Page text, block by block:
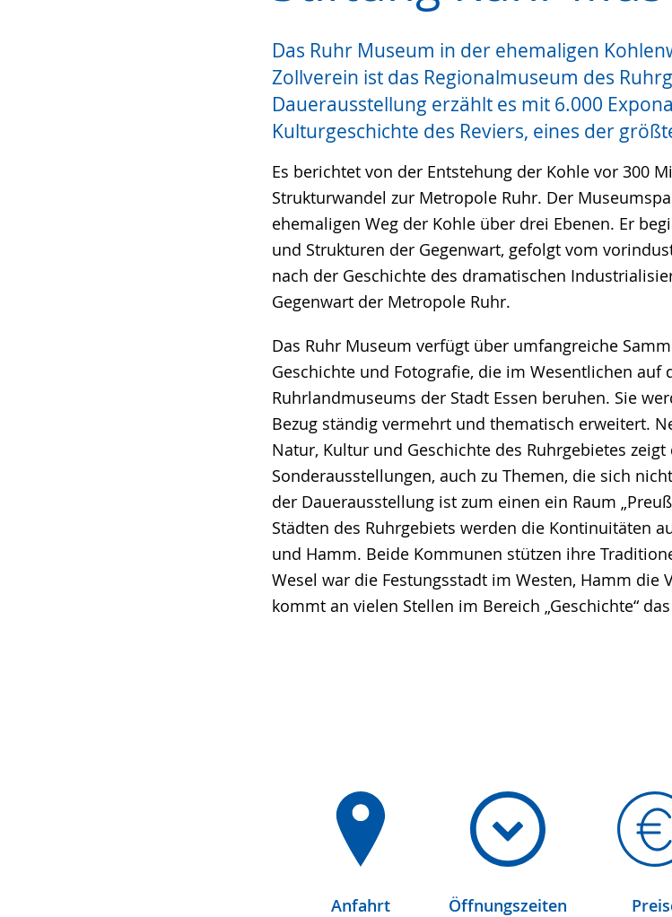
Das Ruhr Museum in der ehemaligen
Zollverein ist das Regionalmuseum des
Dauerausstellung erzählt es mit 6.000
Kulturgeschichte des Reviers, eines der
Es berichtet von der Entstehung der Kohle vor 300
Strukturwandel zur Metropole Ruhr. Der
ehemaligen Weg der Kohle über drei Ebenen. Er
und Strukturen der Gegenwart, gefolgt vom
nach der Geschichte des dramatischen
Gegenwart der Metropole Ruhr.
Das Ruhr Museum verfügt über umfangreiche
Geschichte und Fotografie, die im Wesentlichen auf
Ruhrlandmuseums der Stadt Essen beruhen. Sie
Bezug ständig vermehrt und thematisch erweitert.
Natur, Kultur und Geschichte des Ruhrgebietes
Sonderausstellungen, auch zu Themen, die sich
der Dauerausstellung ist zum einen ein Raum
Städten des Ruhrgebiets werden die Kontinuitäten
und Hamm. Beide Kommunen stützen ihre
Wesel war die Festungsstadt im Westen, Hamm die
kommt an vielen Stellen im Bereich „Geschichte“
Gebärdensprache
wird
angezeigt.
Anfahrt Öffnungszeiten